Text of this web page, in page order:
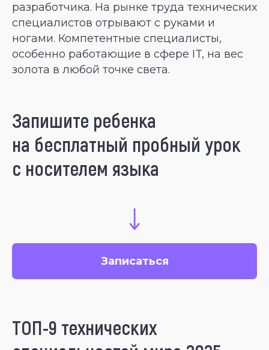
разработчика. На рынке труда технических
специалистов отрывают с руками и
ногами. Компетентные специалисты,
особенно работающие в сфере IT, на вес
золота в любой точке света.
Запишите ребенка
на бесплатный пробный урок
с носителем языка
Записаться
ТОП-9 технических